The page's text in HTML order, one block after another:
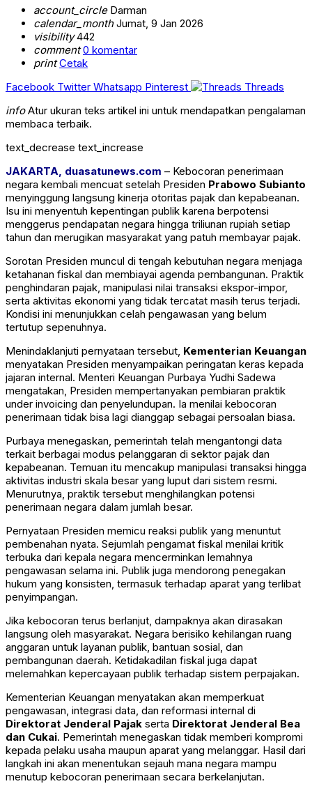
account_circleDarman
calendar_monthJumat, 9 Jan 2026
visibility442
comment 0 komentar
print Cetak
Facebook Twitter Whatsapp Pinterest
Threads
infoAtur ukuran teks artikel ini untuk mendapatkan pengalaman
membaca terbaik.
text_decrease text_increase
JAKARTA, duasatunews.com – Kebocoran penerimaan
negara kembali mencuat setelah Presiden Prabowo Subianto
menyinggung langsung kinerja otoritas pajak dan kepabeanan.
Isu ini menyentuh kepentingan publik karena berpotensi
menggerus pendapatan negara hingga triliunan rupiah setiap
tahun dan merugikan masyarakat yang patuh membayar pajak.
Sorotan Presiden muncul di tengah kebutuhan negara menjaga
ketahanan fiskal dan membiayai agenda pembangunan. Praktik
penghindaran pajak, manipulasi nilai transaksi ekspor-impor,
serta aktivitas ekonomi yang tidak tercatat masih terus terjadi.
Kondisi ini menunjukkan celah pengawasan yang belum
tertutup sepenuhnya.
Menindaklanjuti pernyataan tersebut, Kementerian Keuangan
menyatakan Presiden menyampaikan peringatan keras kepada
jajaran internal. Menteri Keuangan Purbaya Yudhi Sadewa
mengatakan, Presiden mempertanyakan pembiaran praktik
under invoicing dan penyelundupan. Ia menilai kebocoran
penerimaan tidak bisa lagi dianggap sebagai persoalan biasa.
Purbaya menegaskan, pemerintah telah mengantongi data
terkait berbagai modus pelanggaran di sektor pajak dan
kepabeanan. Temuan itu mencakup manipulasi transaksi hingga
aktivitas industri skala besar yang luput dari sistem resmi.
Menurutnya, praktik tersebut menghilangkan potensi
penerimaan negara dalam jumlah besar.
Pernyataan Presiden memicu reaksi publik yang menuntut
pembenahan nyata. Sejumlah pengamat fiskal menilai kritik
terbuka dari kepala negara mencerminkan lemahnya
pengawasan selama ini. Publik juga mendorong penegakan
hukum yang konsisten, termasuk terhadap aparat yang terlibat
penyimpangan.
Jika kebocoran terus berlanjut, dampaknya akan dirasakan
langsung oleh masyarakat. Negara berisiko kehilangan ruang
anggaran untuk layanan publik, bantuan sosial, dan
pembangunan daerah. Ketidakadilan fiskal juga dapat
melemahkan kepercayaan publik terhadap sistem perpajakan.
Kementerian Keuangan menyatakan akan memperkuat
pengawasan, integrasi data, dan reformasi internal di
Direktorat Jenderal Pajak serta Direktorat Jenderal Bea
dan Cukai. Pemerintah menegaskan tidak memberi kompromi
kepada pelaku usaha maupun aparat yang melanggar. Hasil dari
langkah ini akan menentukan sejauh mana negara mampu
menutup kebocoran penerimaan secara berkelanjutan.